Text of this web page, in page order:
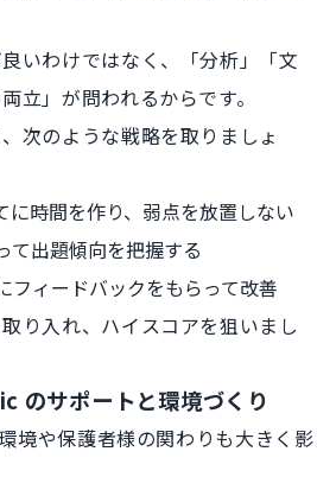
いわけではなく、「分析」「文
立」が問われるからです。
次のような戦略を取りましょ
に時間を作り、弱点を放置しない
て出題傾向を把握する
フィードバックをもらって改善
り入れ、ハイスコアを狙いまし
のサポートと環境づくり
境や保護者様の関わりも大きく影